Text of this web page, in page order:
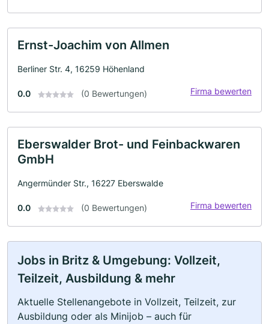
Ernst-Joachim von Allmen
Berliner Str. 4, 16259 Höhenland
0.0 (0 Bewertungen) Firma bewerten
Eberswalder Brot- und Feinbackwaren
GmbH
Angermünder Str., 16227 Eberswalde
0.0 (0 Bewertungen) Firma bewerten
Jobs in Britz & Umgebung: Vollzeit,
Teilzeit, Ausbildung & mehr
Aktuelle Stellenangebote in Vollzeit, Teilzeit, zur
Ausbildung oder als Minijob – auch für